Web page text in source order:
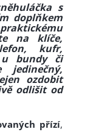
s
doplňkem
na klíče,
kufr,
u bundy či
ozdobit
odlišit od
přízí,